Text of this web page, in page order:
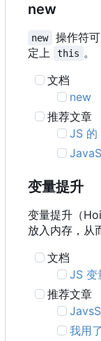
new
new
操作符
定上
this 。
文档
new
推荐文章
JS 的
变量提升
变量提升 （
放入内存 ， 从
文档
JS 变
推荐文章
我用